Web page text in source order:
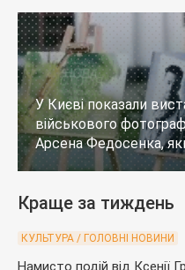
У Києві показали
військового
Арсена Федосенка,
загинув на війні
Краще за тиждень
КУЛЬТУРА / ГОЛОВНІ НОВИНИ
Намисто подій від Ксенії